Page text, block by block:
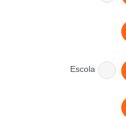
Escola